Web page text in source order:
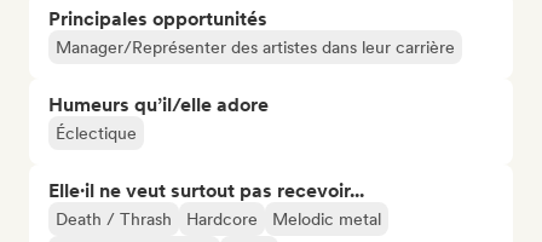
Principales opportunités
Manager/Représenter des artistes dans leur carrière
Humeurs qu’il/elle adore
Éclectique
Elle·il ne veut surtout pas recevoir...
Death / Thrash Hardcore
Melodic metal